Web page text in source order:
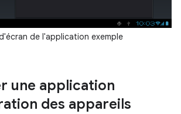
de l'application exemple
une application
des appareils